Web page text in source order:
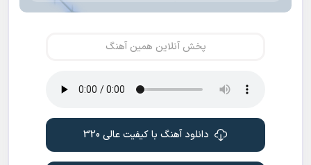
از همه دنیا گذشتم که بشم واسه ی تو
کاش کاری بکنم که بشی مال خودم
وقتی باشی کنارم
دیگه باتو چیزی کم ندارم
اگه بری دیوونه میشم
پخش آنلاین همین آهنگ
دانلود آهنگ با کیفیت عالی 320